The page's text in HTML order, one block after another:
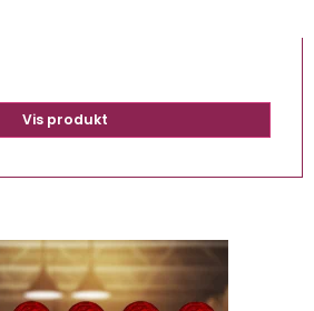
Vis produkt